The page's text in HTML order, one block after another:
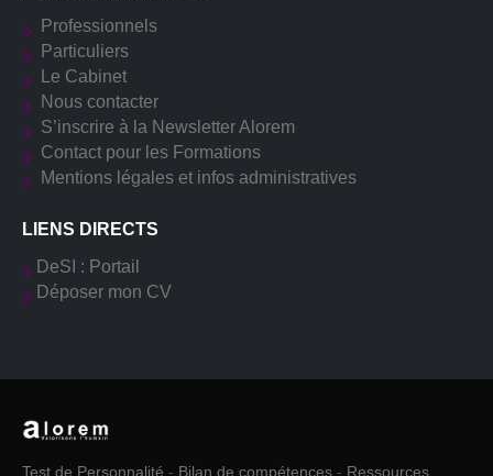
Professionnels
Particuliers
Le Cabinet
Nous contacter
S’inscrire à la Newsletter Alorem
Contact pour les Formations
Mentions légales et infos administratives
LIENS DIRECTS
DeSI : Portail
Déposer mon CV
Test de Personnalité - Bilan de compétences - Ressources